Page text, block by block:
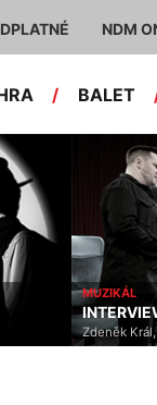
NDM
/ BALET
MUZIKÁL
INTERVIEW
Zdeněk Král,